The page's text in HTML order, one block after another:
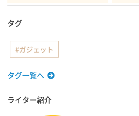
タグ
ガジェット
タグ一覧へ
ライター紹介